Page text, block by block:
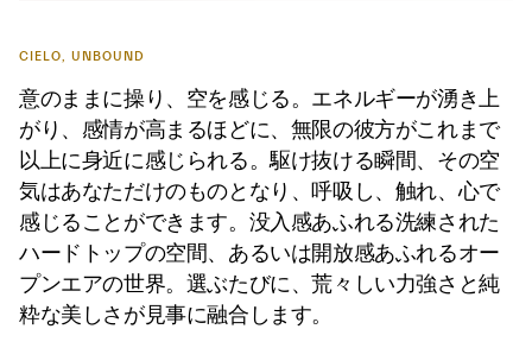
CIELO, UNBOUND
意のままに操り、空を感じる。エネルギーが湧き上
がり、感情が高まるほどに、無限の彼方がこれまで
以上に身近に感じられる。駆け抜ける瞬間、その空
気はあなただけのものとなり、呼吸し、触れ、心で
感じることができます。没入感あふれる洗練された
ハードトップの空間、あるいは開放感あふれるオー
プンエアの世界。選ぶたびに、荒々しい力強さと純
粋な美しさが見事に融合します。